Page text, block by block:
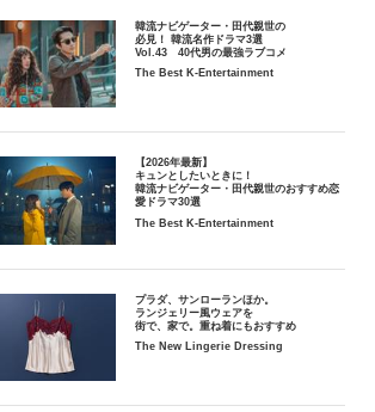
韓流ナビゲーター・田代親世の
必見！ 韓流名作ドラマ3選
Vol.43 40代男の最強ラブコメ
The Best K-Entertainment
【2026年最新】
キュンとしたいときに！
韓流ナビゲーター・田代親世のおすすめ恋
愛ドラマ30選
The Best K-Entertainment
プラダ、サンローランほか。
ランジェリー風ウェアを
街で、家で。重ね着にもおすすめ
The New Lingerie Dressing